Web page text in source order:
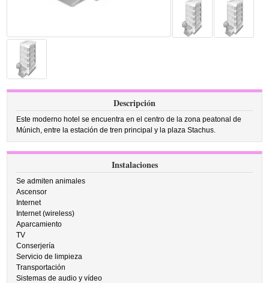
Descripción
Este moderno hotel se encuentra en el centro de la zona peatonal de
Múnich, entre la estación de tren principal y la plaza Stachus.
Instalaciones
Se admiten animales
Ascensor
Internet
Internet (wireless)
Aparcamiento
TV
Conserjería
Servicio de limpieza
Transportación
Sistemas de audio y vídeo